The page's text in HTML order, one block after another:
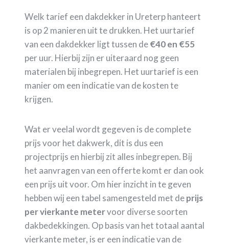
Welk tarief een dakdekker in Ureterp hanteert
is op 2 manieren uit te drukken. Het uurtarief
van een dakdekker ligt tussen de€40 en €55
per uur. Hierbij zijn er uiteraard nog geen
materialen bij inbegrepen. Het uurtarief is een
manier om een indicatie van de kosten te
krijgen.
Wat er veelal wordt gegeven is de complete
prijs voor het dakwerk, dit is dus een
projectprijs en hierbij zit alles inbegrepen. Bij
het aanvragen van een offerte komt er dan ook
een prijs uit voor. Om hier inzicht in te geven
hebben wij een tabel samengesteld met deprijs
per vierkante metervoor diverse soorten
dakbedekkingen. Op basis van het totaal aantal
vierkante meter, is er een indicatie van de